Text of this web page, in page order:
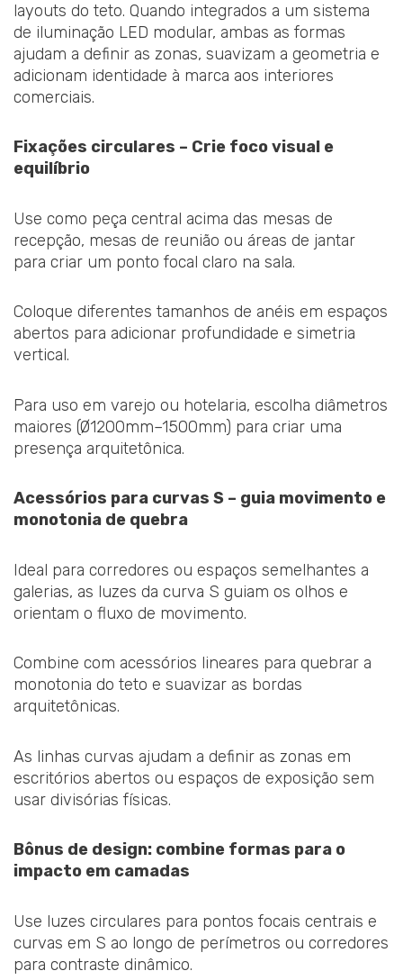
layouts do teto. Quando integrados a um sistema
de iluminação LED modular, ambas as formas
ajudam a definir as zonas, suavizam a geometria e
adicionam identidade à marca aos interiores
comerciais.
Fixações circulares – Crie foco visual e
equilíbrio
Use como peça central acima das mesas de
recepção, mesas de reunião ou áreas de jantar
para criar um ponto focal claro na sala.
Coloque diferentes tamanhos de anéis em espaços
abertos para adicionar profundidade e simetria
vertical.
Para uso em varejo ou hotelaria, escolha diâmetros
maiores (Ø1200mm–1500mm) para criar uma
presença arquitetônica.
Acessórios para curvas S – guia movimento e
monotonia de quebra
Ideal para corredores ou espaços semelhantes a
galerias, as luzes da curva S guiam os olhos e
orientam o fluxo de movimento.
Combine com acessórios lineares para quebrar a
monotonia do teto e suavizar as bordas
arquitetônicas.
As linhas curvas ajudam a definir as zonas em
escritórios abertos ou espaços de exposição sem
usar divisórias físicas.
Bônus de design: combine formas para o
impacto em camadas
Use luzes circulares para pontos focais centrais e
curvas em S ao longo de perímetros ou corredores
para contraste dinâmico.